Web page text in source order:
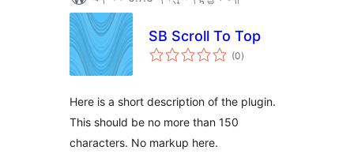
SB Scroll To Top
(0གདེང་
འཇོག་
)
Here is a short description of the plugin.
This should be no more than 150
characters. No markup here.